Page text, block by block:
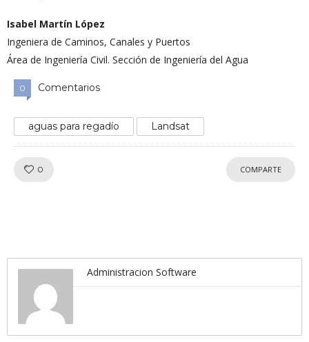
Isabel Martín López
Ingeniera de Caminos, Canales y Puertos
Área de Ingeniería Civil. Sección de Ingeniería del Agua
0 Comentarios
aguas para regadío Landsat
0 COMPARTE
Administracion Software